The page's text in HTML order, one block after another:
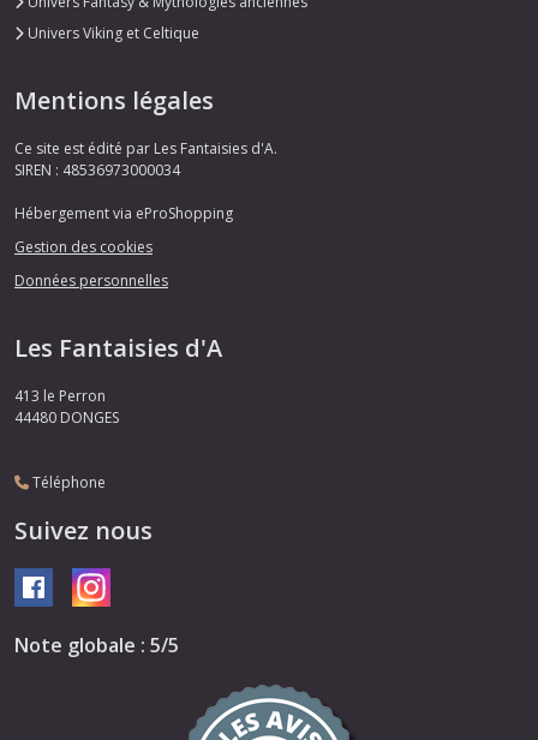
Univers Viking et Celtique
Mentions légales
Ce site est édité par Les Fantaisies d'A.
SIREN : 48536973000034
Hébergement via eProShopping
Gestion des cookies
Données personnelles
Les Fantaisies d'A
413 le Perron
44480 DONGES
Téléphone
Suivez nous
Note globale : 5/5